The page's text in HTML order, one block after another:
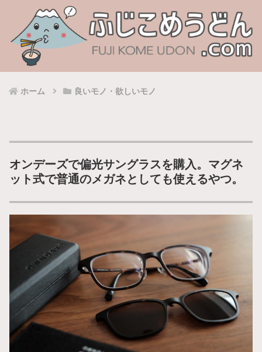
ホーム 良いモノ・欲しいモノ
オンデーズで偏光サングラスを購入。マグネ
ット式で普通のメガネとしても使えるやつ。